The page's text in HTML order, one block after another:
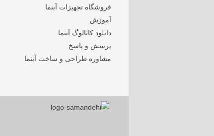
فروشگاه تجهیزات آبنما
آموزش
دانلود کاتالوگ آبنما
پرسش و پاسخ
مشاوره طراحی و ساخت آبنما